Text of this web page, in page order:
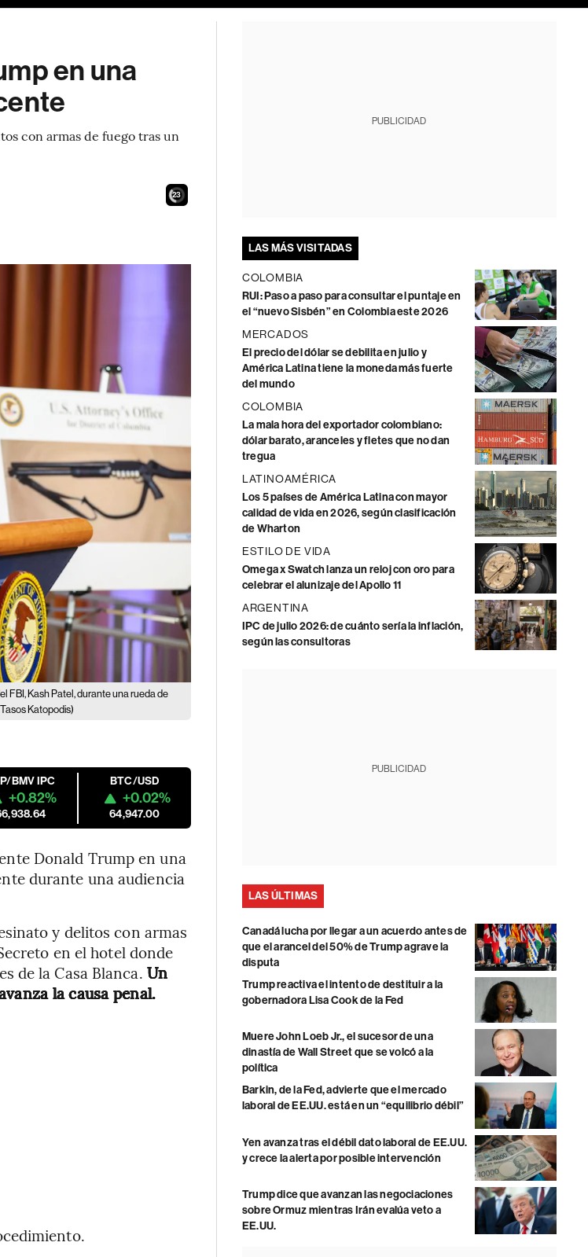
en una
con armas de fuego tras un
21
FBI, Kash Patel, durante una rueda de
Katopodis)
BMV IPC
+0.82%
BTC/USD
+0.02%
64,947.00
Donald Trump en una
durante una audiencia
y delitos con armas
en el hotel donde
de la Casa Blanca. Un
la causa penal.
PUBLICIDAD
LAS MÁS VISITADAS
COLOMBIA
RUI: Paso a paso para consultar el puntaje en
el “nuevo Sisbén” en Colombia este 2026
MERCADOS
El precio del dólar se debilita en julio y
América Latina tiene la moneda más fuerte
del mundo
COLOMBIA
La mala hora del exportador colombiano:
dólar barato, aranceles y fletes que no dan
tregua
LATINOAMÉRICA
Los 5 países de América Latina con mayor
calidad de vida en 2026, según clasificación
de Wharton
ESTILO DE VIDA
Omega x Swatch lanza un reloj con oro para
celebrar el alunizaje del Apollo 11
ARGENTINA
IPC de julio 2026: de cuánto sería la inflación,
según las consultoras
PUBLICIDAD
LAS ÚLTIMAS
Canadá lucha por llegar a un acuerdo antes de
que el arancel del 50% de Trump agrave la
disputa
Trump reactiva el intento de destituir a la
gobernadora Lisa Cook de la Fed
Muere John Loeb Jr., el sucesor de una
dinastía de Wall Street que se volcó a la
política
Barkin, de la Fed, advierte que el mercado
laboral de EE.UU. está en un “equilibrio débil”
Yen avanza tras el débil dato laboral de EE.UU.
y crece la alerta por posible intervención
Trump dice que avanzan las negociaciones
sobre Ormuz mientras Irán evalúa veto a
EE.UU.